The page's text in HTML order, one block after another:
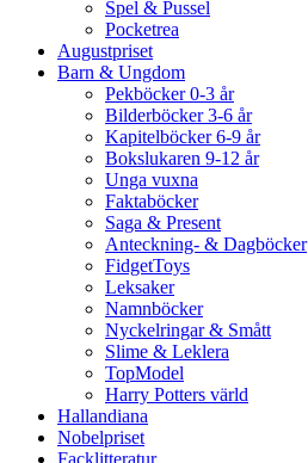
Spel & Pussel
Pocketrea
Augustpriset
Barn & Ungdom
Pekböcker 0-3 år
Bilderböcker 3-6 år
Kapitelböcker 6-9 år
Bokslukaren 9-12 år
Unga vuxna
Faktaböcker
Saga & Present
Anteckning- & Dagböcker
FidgetToys
Leksaker
Namnböcker
Nyckelringar & Smått
Slime & Leklera
TopModel
Harry Potters värld
Hallandiana
Nobelpriset
Facklitteratur